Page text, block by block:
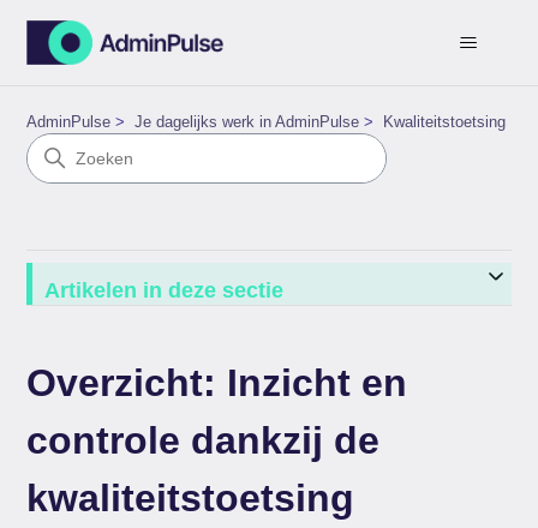
AdminPulse Je dagelijks werk in AdminPulse Kwaliteitstoetsing
Artikelen in deze sectie
Overzicht: Inzicht en
controle dankzij de
kwaliteitstoetsing